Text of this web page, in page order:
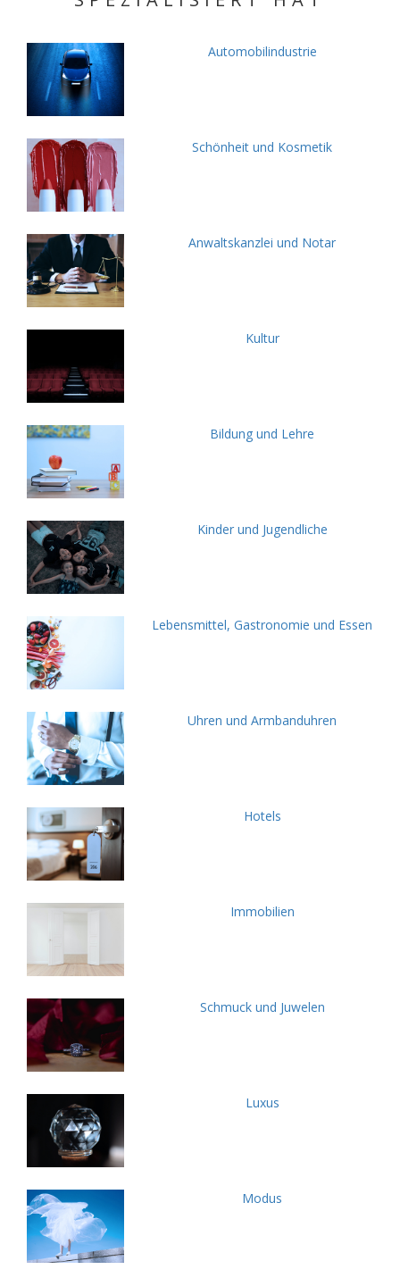
Automobilindustrie
Schönheit und Kosmetik
Anwaltskanzlei und Notar
Kultur
Bildung und Lehre
Kinder und Jugendliche
Lebensmittel, Gastronomie und Essen
Uhren und Armbanduhren
Hotels
Immobilien
Schmuck und Juwelen
Luxus
Modus